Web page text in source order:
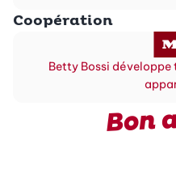
Coopération
Betty Bossi développe
Bon